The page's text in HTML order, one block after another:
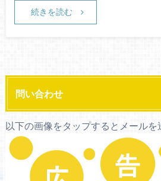
続きを読む
問い合わせ
以下の画像をタップするとメールを